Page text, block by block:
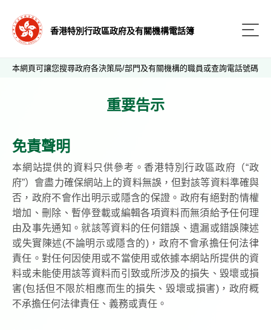
香港特別行政區政府及有關機構電話簿
本網頁可讓您搜尋政府各決策局/部門及有關機構的職員或查詢電話號碼
重要告示
免責聲明
本網站提供的資料只供參考。香港特別行政區政府（“政
府”）會盡力確保網站上的資料無誤，但對該等資料準確與
否，政府不會作出明示或隱含的保證。政府有絕對酌情權
增加、刪除、暫停登載或編輯各項資料而無須給予任何理
由及事先通知。就該等資料的任何錯誤、遺漏或錯誤陳述
或失實陳述(不論明示或隱含的)，政府不會承擔任何法律
責任。對任何因使用或不當使用或依據本網站所提供的資
料或未能使用該等資料而引致或所涉及的損失、毀壞或損
害(包括但不限於相應而生的損失、毀壞或損害)，政府概
不承擔任何法律責任、義務或責任。